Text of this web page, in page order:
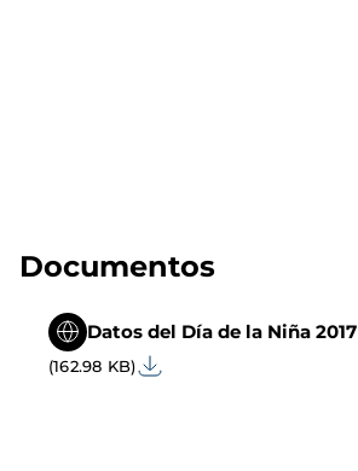
Documentos
Datos del Día de la Niña 2017
(162.98 KB)